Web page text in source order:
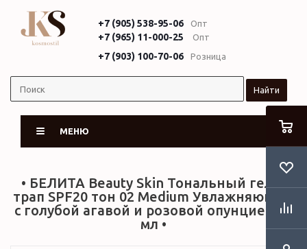
+7 (905) 538-95-06 Опт
+7 (965) 11-000-25 Опт
+7 (903) 100-70-06 Розница
Найти
МЕНЮ
• БЕЛИТА Beauty Skin Тональный гель-
трап SPF20 тон 02 Medium Увлажняющий
с голубой агавой и розовой опунцией 30
мл •